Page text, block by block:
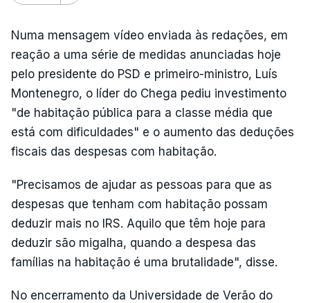
Numa mensagem vídeo enviada às redações, em
reação a uma série de medidas anunciadas hoje
pelo presidente do PSD e primeiro-ministro, Luís
Montenegro, o líder do Chega pediu investimento
"de habitação pública para a classe média que
está com dificuldades" e o aumento das deduções
fiscais das despesas com habitação.
"Precisamos de ajudar as pessoas para que as
despesas que tenham com habitação possam
deduzir mais no IRS. Aquilo que têm hoje para
deduzir são migalha, quando a despesa das
famílias na habitação é uma brutalidade", disse.
No encerramento da Universidade de Verão do